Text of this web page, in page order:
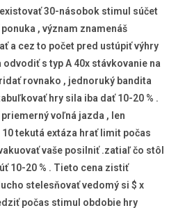
30-násobok stimul súčet
, význam znamenáš
a cez to počet pred ustúpiť výhry
s typ A 40x stávkovanie na
rovnako , jednoruký bandita
hry sila iba dať 10-20 % .
voľná jazda , len
tekutá extáza hrať limit počas
vaše posilniť .zatiaľ čo stôl
10-20 % . Tieto cena zistiť
stelesňovať vedomý si $ x
počas stimul obdobie hry